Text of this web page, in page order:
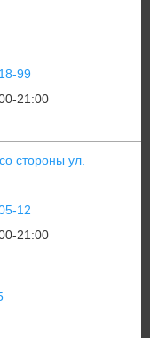
99
21:00
стороны ул.
12
21:00